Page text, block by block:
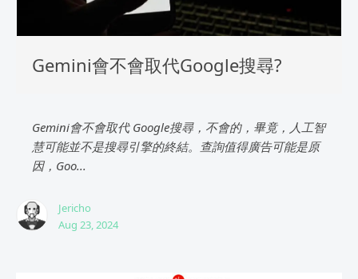
Gemini會不會取代Google搜尋?
Gemini會不會取代 Google搜尋，不會的，畢竟，人工智
慧可能並不是搜尋引擎的終結。查詢值得廣告可能是原
因，Goo...
Jericho
Aug 23, 2024